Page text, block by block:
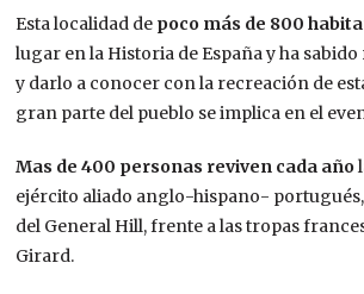
Esta localidad de poco más de 800
lugar en la Historia de España y ha
y darlo a conocer con la recreación de
gran parte del pueblo se implica en el
Mas de 400 personas reviven cada año
ejército aliado anglo-hispano-
del General Hill, frente a las tropas
Girard.